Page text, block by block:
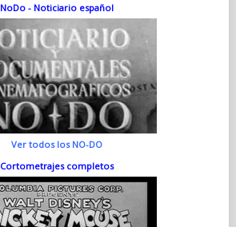
NoDo - Noticiario español
Ver todos los NO-DO
Cortometrajes completos